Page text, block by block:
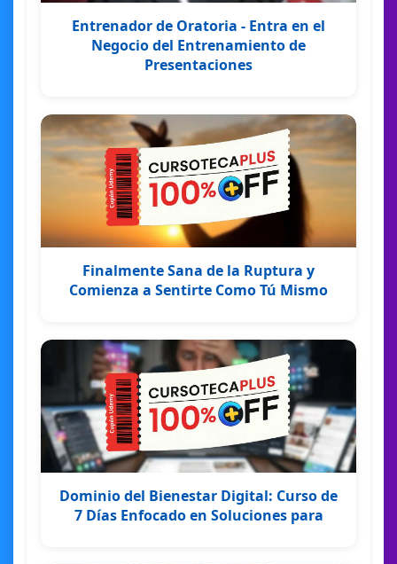
Entrenador de Oratoria - Entra en el
Negocio del Entrenamiento de
Presentaciones
Finalmente Sana de la Ruptura y
Comienza a Sentirte Como Tú Mismo
Dominio del Bienestar Digital: Curso de
7 Días Enfocado en Soluciones para